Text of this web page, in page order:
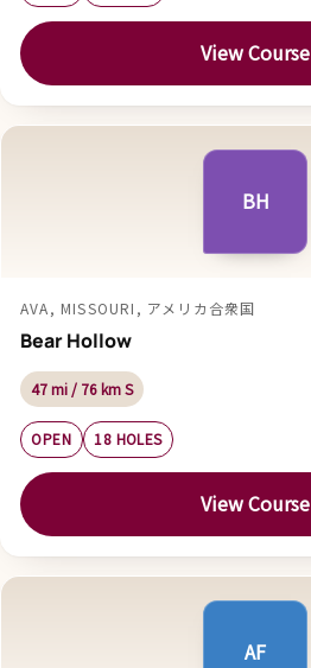
View Course
BH
AVA, MISSOURI, アメリカ合衆国
Bear Hollow
47 mi / 76 km S
OPEN 18 HOLES
View Course
AF